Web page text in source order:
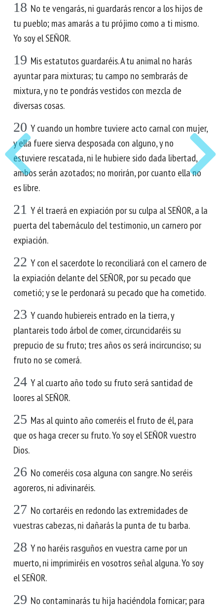
18 No te vengarás, ni guardarás rencor a los hijos de
tu pueblo; mas amarás a tu prójimo como a ti mismo.
Yo soy el SEÑOR.
19 Mis estatutos guardaréis. A tu animal no harás
ayuntar para mixturas; tu campo no sembrarás de
mixtura, y no te pondrás vestidos con mezcla de
diversas cosas.
20 Y cuando un hombre tuviere acto carnal con mujer,
y ella fuere sierva desposada con alguno, y no
estuviere rescatada, ni le hubiere sido dada libertad,
ambos serán azotados; no morirán, por cuanto ella no
es libre.
21 Y él traerá en expiación por su culpa al SEÑOR, a la
puerta del tabernáculo del testimonio, un carnero por
expiación.
22 Y con el sacerdote lo reconciliará con el carnero de
la expiación delante del SEÑOR, por su pecado que
cometió; y se le perdonará su pecado que ha cometido.
23 Y cuando hubiereis entrado en la tierra, y
plantareis todo árbol de comer, circuncidaréis su
prepucio de su fruto; tres años os será incircunciso; su
fruto no se comerá.
24 Y al cuarto año todo su fruto será santidad de
loores al SEÑOR.
25 Mas al quinto año comeréis el fruto de él, para
que os haga crecer su fruto. Yo soy el SEÑOR vuestro
Dios.
26 No comeréis cosa alguna con sangre. No seréis
agoreros, ni adivinaréis.
27 No cortaréis en redondo las extremidades de
vuestras cabezas, ni dañarás la punta de tu barba.
28 Y no haréis rasguños en vuestra carne por un
muerto, ni imprimiréis en vosotros señal alguna. Yo soy
el SEÑOR.
29 No contaminarás tu hija haciéndola fornicar; para